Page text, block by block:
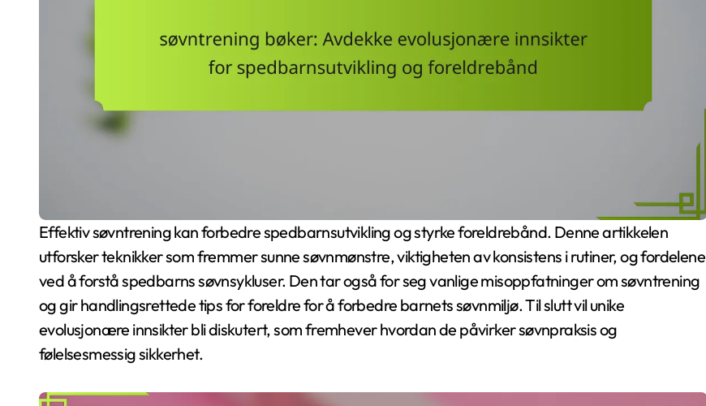
Effektiv søvntrening kan forbedre spedbarnsutvikling og styrke foreldrebånd. Denne artikkelen
utforsker teknikker som fremmer sunne søvnmønstre, viktigheten av konsistens i rutiner, og fordelene
ved å forstå spedbarns søvnsykluser. Den tar også for seg vanlige misoppfatninger om søvntrening
og gir handlingsrettede tips for foreldre for å forbedre barnets søvnmiljø. Til slutt vil unike
evolusjonære innsikter bli diskutert, som fremhever hvordan de påvirker søvnpraksis og
følelsesmessig sikkerhet.